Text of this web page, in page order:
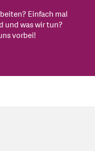
Einfach mal
und was wir tun?
vorbei!